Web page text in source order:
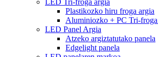
LED Tri-froga argia
Plastikozko hiru froga argia
Aluminiozko + PC Tri-froga
LED Panel Argia
Atzeko argiztatutako panela
Edgelight panela